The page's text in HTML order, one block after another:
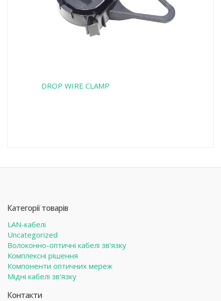
DROP WIRE CLAMP
Категорії товарів
LAN-кабелі
Uncategorized
Волоконно-оптичні кабелі зв'язку
Комплексні рішення
Компоненти оптичних мереж
Мідні кабелі зв'язку
Контакти